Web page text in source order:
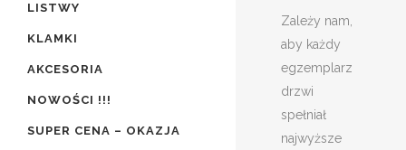
LISTWY
KLAMKI
AKCESORIA
NOWOŚCI !!!
SUPER CENA – OKAZJA
Zależy nam,
aby każdy
egzemplarz
drzwi
spełniał
najwyższe